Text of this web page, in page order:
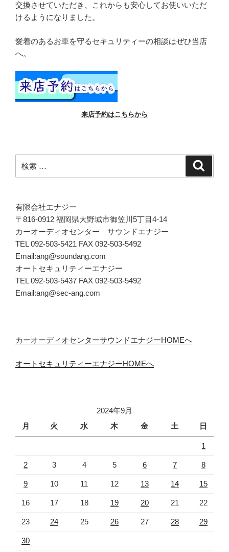
交換させていただき、これからも安心してお使いいただ
けるようになりました。
愛着のあるお車を守るセキュリティーの相談はぜひ当店
へ。
来店予約はこちらから
索:
有限会社エナジー
〒816-0912 福岡県大野城市御笠川5丁目4-14
カーオーディオセンター サウンドエナジー
TEL 092-503-5421 FAX 092-503-5492
Email:ang@soundang.com
オートセキュリティーエナジー
TEL 092-503-5437 FAX 092-503-5492
Email:ang@sec-ang.com
カーオーディオセンターサウンドエナジーHOMEへ
オートセキュリティーエナジーHOMEへ
2024年9月
月
火 水 木 金 土 日
1
2 3 4 5 6 7 8
9 10 11 12 13 14 15
16 17 18 19 20 21 22
23 24 25 26 27 28 29
30